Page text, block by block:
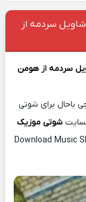
سردمه از
سردمه ازهومن
باحال برای شوتی
شوتی موزیک
Download Music